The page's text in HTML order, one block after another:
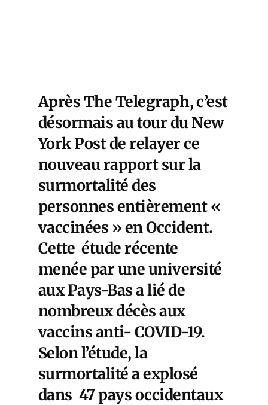
AprèsThe Telegraph, c’est
désormais au tour du New
York Post de relayer ce
nouveau rapport sur la
surmortalité des
personnes entièrement «
vaccinées » en Occident.
Cette étude récente
menée par une université
aux Pays-Bas a lié de
nombreux décès aux
vaccins anti- COVID-19.
Selon l’étude, la
surmortalité a explosé
dans 47 pays occidentaux